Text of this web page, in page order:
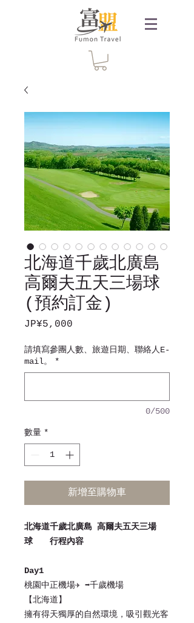
北海道千歲北廣島
高爾夫五天三場球
(預約訂金)
JP¥5,000
請填寫參團人數、旅遊日期、聯絡人E-
mail。
*
0/500
數量 *
新增至購物車
北海道千歲北廣島 高爾夫五天三場
球 行程內容
Day1
桃園中正機場✈ ➡千歲機場
【北海道】
擁有得天獨厚的自然環境，吸引觀光客